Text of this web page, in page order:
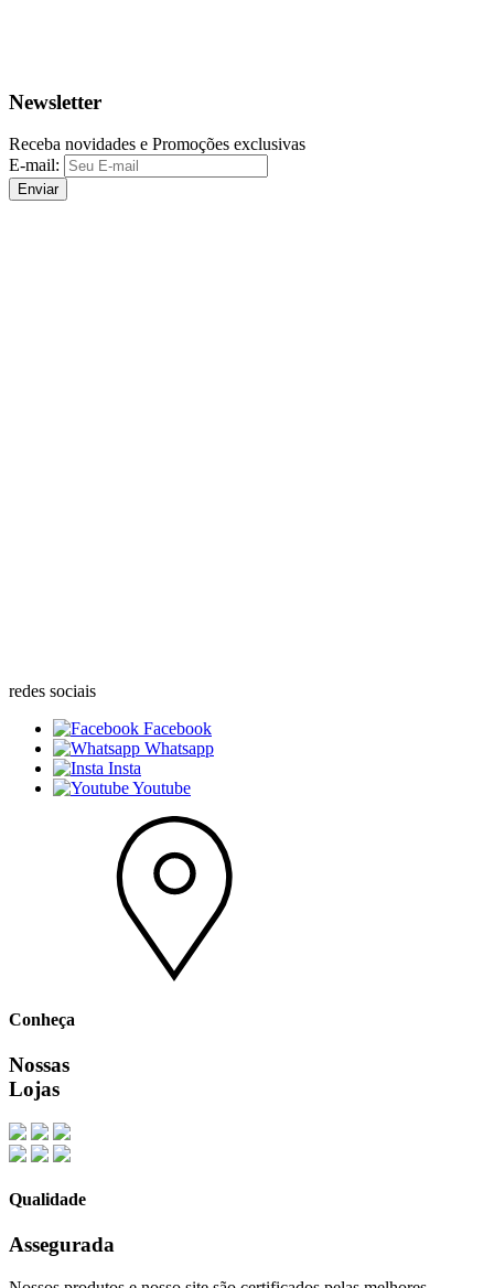
Newsletter
Receba novidades e Promoções exclusivas
E-mail:
Enviar
redes sociais
Facebook
Whatsapp
Insta
Youtube
Conheça
Nossas
Lojas
Qualidade
Assegurada